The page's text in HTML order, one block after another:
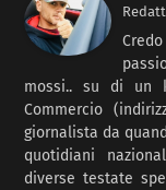
mossi.. su di un
Commercio
giornalista da
quotidiani
diverse testate